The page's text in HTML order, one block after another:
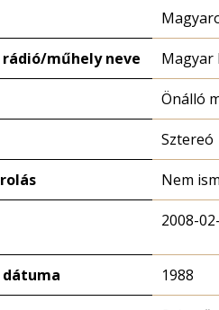
műhely neve Magyar
Önálló
Sztereó
Nem
2008-
1988